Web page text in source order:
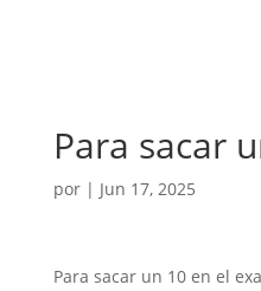
Para sacar
por | Jun 17, 2025
Para sacar un 10 en el